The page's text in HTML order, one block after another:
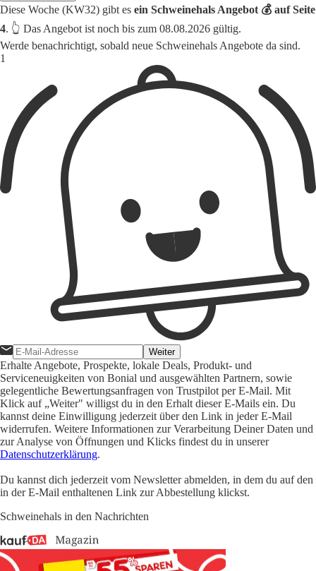
Diese Woche (KW32) gibt es ein Schweinehals Angebot 💰 auf Seite
4. 👆 Das Angebot ist noch bis zum 08.08.2026 gültig.
Werde benachrichtigt, sobald neue Schweinehals Angebote da sind.
1
Weiter
Erhalte Angebote, Prospekte, lokale Deals, Produkt- und
Serviceneuigkeiten von Bonial und ausgewählten Partnern, sowie
gelegentliche Bewertungsanfragen von Trustpilot per E-Mail. Mit
Klick auf „Weiter" willigst du in den Erhalt dieser E-Mails ein. Du
kannst deine Einwilligung jederzeit über den Link in jeder E-Mail
widerrufen. Weitere Informationen zur Verarbeitung Deiner Daten und
zur Analyse von Öffnungen und Klicks findest du in unserer
Datenschutzerklärung.
Du kannst dich jederzeit vom Newsletter abmelden, in dem du auf den
in der E-Mail enthaltenen Link zur Abbestellung klickst.
Schweinehals in den Nachrichten